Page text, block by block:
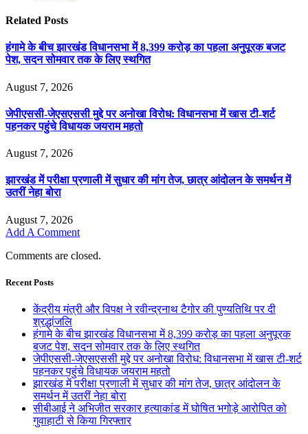
Related Posts
हंगामे के बीच झारखंड विधानसभा में 8,399 करोड़ का पहला अनुपूरक बजट
पेश, सदन सोमवार तक के लिए स्थगित
August 7, 2026
जेपीएससी-जेएसएससी मुद्दे पर अनोखा विरोध: विधानसभा में खास टी-शर्ट
पहनकर पहुंचे विधायक जयराम महतो
August 7, 2026
झारखंड में परीक्षा प्रणाली में सुधार की मांग तेज, छात्र आंदोलन के समर्थन में
उतरीं नेहा बोरा
August 7, 2026
Add A Comment
Comments are closed.
Recent Posts
केंद्रीय मंत्री और विपक्ष ने रवीन्द्रनाथ टैगोर की पुण्यतिथि पर दी
श्रद्धांजलि
हंगामे के बीच झारखंड विधानसभा में 8,399 करोड़ का पहला अनुपूरक
बजट पेश, सदन सोमवार तक के लिए स्थगित
जेपीएससी-जेएसएससी मुद्दे पर अनोखा विरोध: विधानसभा में खास टी-शर्ट
पहनकर पहुंचे विधायक जयराम महतो
झारखंड में परीक्षा प्रणाली में सुधार की मांग तेज, छात्र आंदोलन के
समर्थन में उतरीं नेहा बोरा
सीबीआई ने अभिजीत सरकार हत्याकांड में घोषित भगोड़े आरोपित को
गुवाहाटी से किया गिरफ्तार